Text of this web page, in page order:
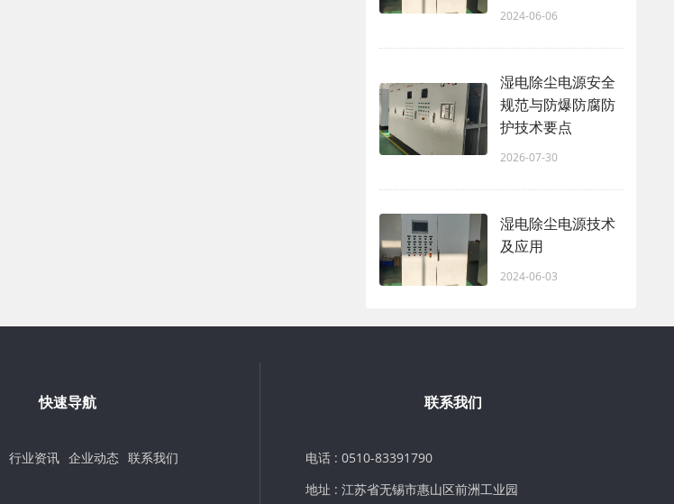
2024-06-06
湿电除尘电源安全
规范与防爆防腐防
护技术要点
2026-07-30
湿电除尘电源技术
及应用
2024-06-03
快速导航
行业资讯 企业动态 联系我们
联系我们
电话 : 0510-83391790
地址 : 江苏省无锡市惠山区前洲工业园